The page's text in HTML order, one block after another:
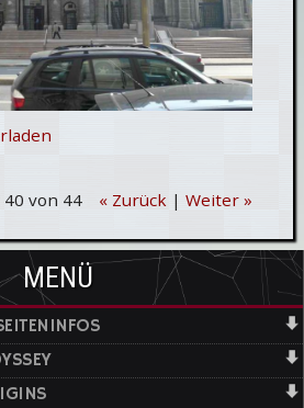
von 44
« Zurück| Weiter »
MENÜ